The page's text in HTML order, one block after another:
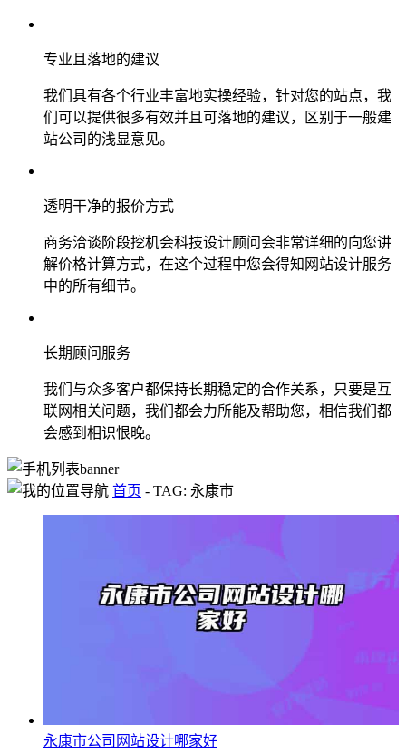
专业且落地的建议
我们具有各个行业丰富地实操经验，针对您的站点，我
们可以提供很多有效并且可落地的建议，区别于一般建
站公司的浅显意见。
透明干净的报价方式
商务洽谈阶段挖机会科技设计顾问会非常详细的向您讲
解价格计算方式，在这个过程中您会得知网站设计服务
中的所有细节。
长期顾问服务
我们与众多客户都保持长期稳定的合作关系，只要是互
联网相关问题，我们都会力所能及帮助您，相信我们都
会感到相识恨晚。
首页 - TAG: 永康市
永康市公司网站设计哪家好